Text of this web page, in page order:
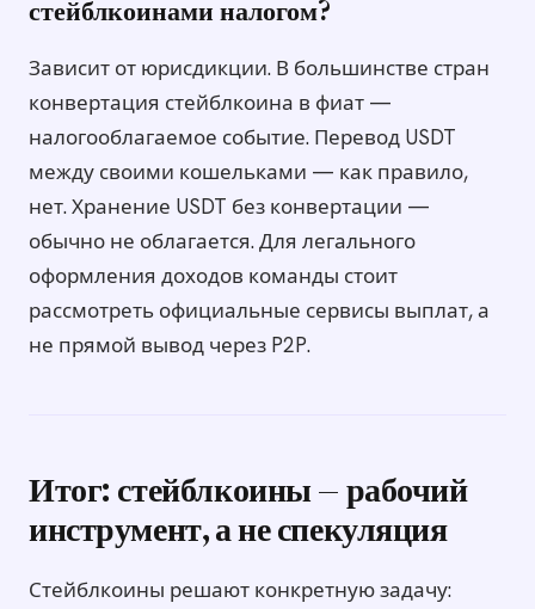
стейблкоинами налогом?
Зависит от юрисдикции. В большинстве стран
конвертация стейблкоина в фиат —
налогооблагаемое событие. Перевод USDT
между своими кошельками — как правило,
нет. Хранение USDT без конвертации —
обычно не облагается. Для легального
оформления доходов команды стоит
рассмотреть официальные сервисы выплат, а
не прямой вывод через P2P.
Итог: стейблкоины — рабочий
инструмент, а не спекуляция
Стейблкоины решают конкретную задачу: